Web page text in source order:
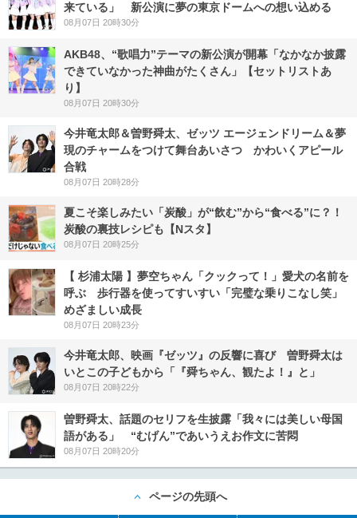
来ている」 新公演に夢の東京ドームへの想い込める
08月07日 20時30分
AKB48、“歌唱力”テーマの新公演が開幕「なかなか披露
できていなかった神曲がたくさん」【セットリストあ
り】
08月07日 20時30分
今井竜太郎＆曽野舜太、ゼッツ エージェンドリーム＆夢
現のチャームをつけて舞台あいさつ かわいくアピール
合戦
08月07日 20時28分
夏こそ楽しみたい「炭酸」が“飲む”から“食べる”に？！
炭酸の裏技レシピも【Nスタ】
08月07日 20時25分
【 杉浦太陽 】夢空ちゃん「クックって！」愛犬の名前を
呼ぶ 歩行器を使ってすいすい「完璧な乗りこなし笑」
めざましい成長
08月07日 20時23分
今井竜太郎、映画『ゼッツ』の反響に喜び 曽野舜太は
いとこの子どもから「『舜ちゃん、観たよ！』と」
08月07日 20時22分
曽野舜太、話題のセリフを生披露「我々には美しい母国
語がある」 “むげん”であいうえお作文に苦悶
08月07日 20時20分
ページの先頭へ